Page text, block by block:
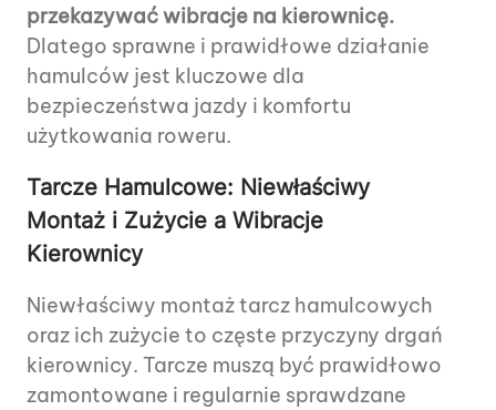
przekazywać wibracje na kierownicę.
Dlatego sprawne i prawidłowe działanie
hamulców jest kluczowe dla
bezpieczeństwa jazdy i komfortu
użytkowania roweru.
Tarcze Hamulcowe: Niewłaściwy
Montaż i Zużycie a Wibracje
Kierownicy
Niewłaściwy montaż tarcz hamulcowych
oraz ich zużycie to częste przyczyny drgań
kierownicy. Tarcze muszą być prawidłowo
zamontowane i regularnie sprawdzane